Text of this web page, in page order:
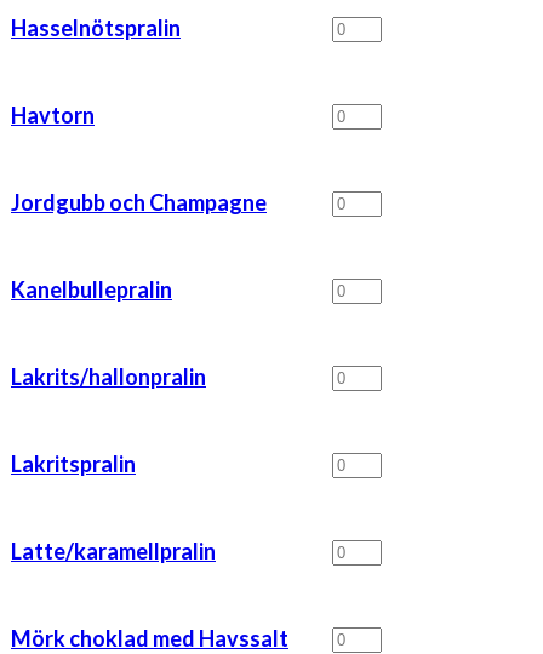
Hasselnötspralin
Hasselnötspralin
Havtorn
Havtorn
Jordgubb och Champagne
Jordgubb
mängd
Kanelbullepralin
Kanelbullepralin
Lakrits/hallonpralin
Lakrits/hallonpralin
Lakritspralin
Lakritspralin
Latte/karamellpralin
Latte/karamellpralin
Mörk choklad med Havssalt
Mörk